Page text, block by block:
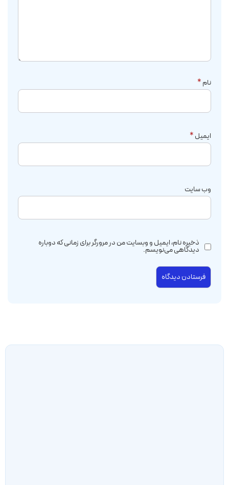
نام*
ایمیل*
وب‌ سایت
ذخیره نام، ایمیل و وبسایت من در مرورگر برای زمانی که دوباره
دیدگاهی می‌نویسم.